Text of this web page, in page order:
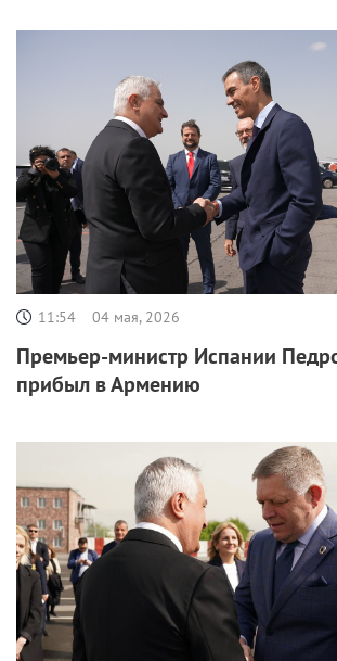
11:54 04 мая, 2026
Премьер-министр Испании
прибыл в Армению